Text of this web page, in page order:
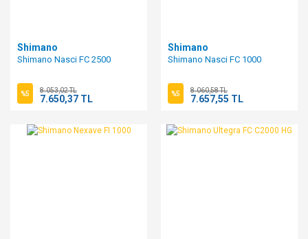
Shimano
Shimano Nasci FC 2500
%5 8.053,02 TL
7.650,37 TL
Shimano
Shimano Nasci FC 1000
%5 8.060,58 TL
7.657,55 TL